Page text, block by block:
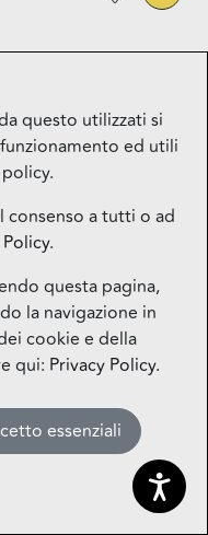
questo utilizzati si
ed utili
consenso a tutti o ad
.
questa pagina,
la navigazione in
cookie e della
qui: Privacy Policy.
essenziali